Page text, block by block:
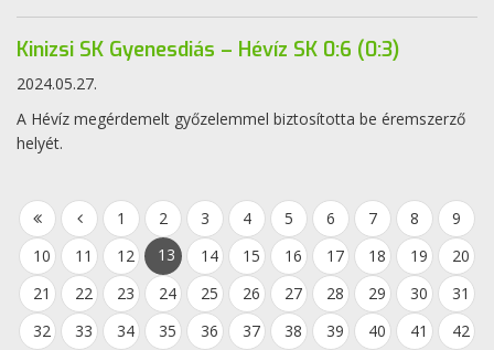
Kinizsi SK Gyenesdiás – Hévíz SK 0:6 (0:3)
2024.05.27.
A Hévíz megérdemelt győzelemmel biztosította be éremszerző
helyét.
1 2 3 4 5 6 7 8
9
10
11 12 13 14 15 16 17 18 19
20
21
22 23 24 25 26 27 28 29 30
31
32
33 34 35 36 37 38 39 40 41
42